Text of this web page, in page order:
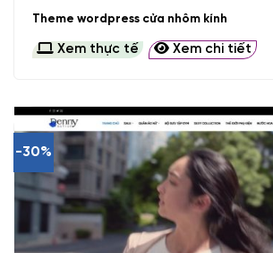
Theme wordpress cửa nhôm kính
Xem thực tế Xem chi tiết
-30%